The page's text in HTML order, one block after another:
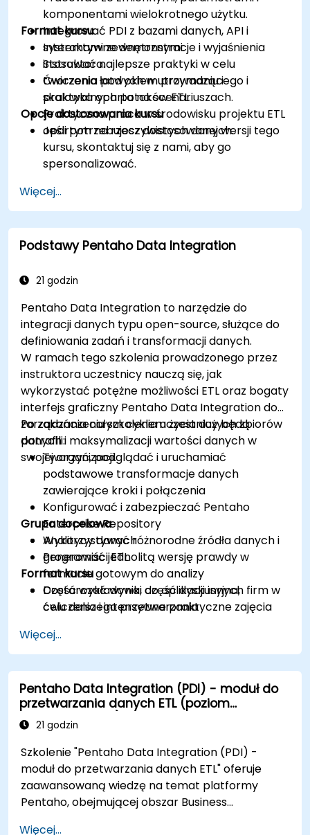
komponentami wielokrotnego użytku.
Integrować PDI z bazami danych, API i
systemami zewnętrznymi.
Stosować najlepsze praktyki w celu
tworzenia łatwych w utrzymaniu i
skalowalnych potoków ETL.
Format kursu
Interaktywne demonstracje i wyjaśnienia
instruktora.
Ćwiczenia pod okiem prowadzącego i
praktyka oparta na scenariuszach.
Praktyczna praca w środowisku projektu ETL
opartym na rzeczywistych danych.
Opcje dostosowania kursu
Jeśli potrzebujesz dostosowanej wersji tego
kursu, skontaktuj się z nami, aby go
spersonalizować.
Więcej...
Podstawy Pentaho Data Integration
21 godzin
Pentaho Data Integration to narzędzie do
integracji danych typu open-source, służące do
definiowania zadań i transformacji danych.
W ramach tego szkolenia prowadzonego przez
instruktora uczestnicy nauczą się, jak
wykorzystać potężne możliwości ETL oraz bogaty
interfejs graficzny Pentaho Data Integration do
zarządzania całym cyklem życia dużych zbiorów
danych i maksymalizacji wartości danych w
swojej organizacji.
Po zakończeniu szkolenia uczestnicy będą
potrafili:
Tworzyć, podglądać i uruchamiać
podstawowe transformacje danych
zawierające kroki i połączenia
Konfigurować i zabezpieczać Pentaho
Enterprise Repository
Wykorzystywać różnorodne źródła danych i
generować jednolitą wersję prawdy w
formacie gotowym do analizy
Dostarczać wyniki do aplikacji innych firm w
celu dalszego przetwarzania
Grupa docelowa
Analitycy danych
Programiści ETL
Format kursu
Część wykładowa, część dyskusyjna,
ćwiczenia i intensywne praktyczne zajęcia
Więcej...
Pentaho Data Integration (PDI) - moduł do
przetwarzania danych ETL (poziom
zaawansowany)
21 godzin
Szkolenie "Pentaho Data Integration (PDI) -
moduł do przetwarzania danych ETL" oferuje
zaawansowaną wiedzę na temat platformy
Pentaho, obejmującej obszar Business
Więcej...